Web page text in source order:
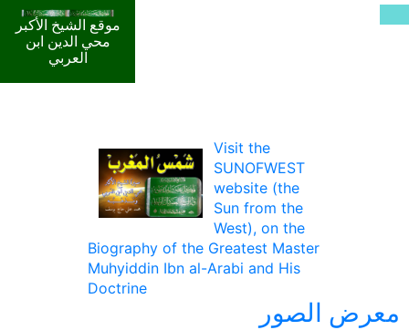
موقع الشيخ الأكبر
محي الدين ابن
العربي
Visit the
SUNOFWEST
website (the
Sun from the
West), on the
Biography of the Greatest Master
Muhyiddin Ibn al-Arabi and His
Doctrine
معرض الصور